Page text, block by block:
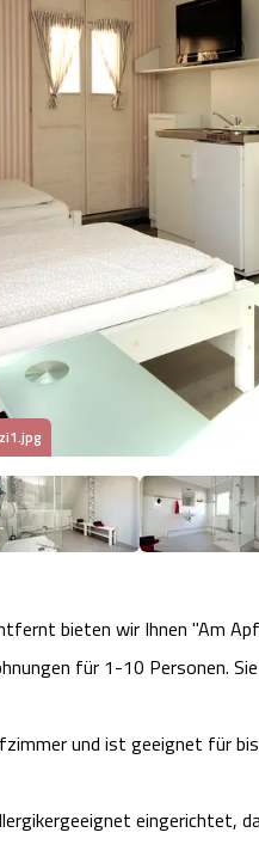
bieten wir Ihnen "Am
für 1-10 Personen.
und ist geeignet für
eingerichtet,